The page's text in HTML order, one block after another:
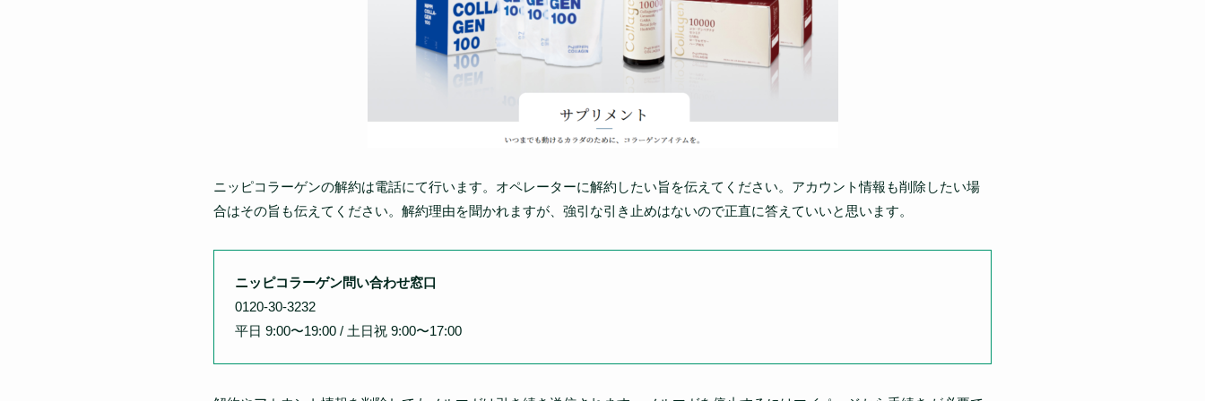
ニッピコラーゲンの解約は電話にて行います。オペレーターに解約したい旨を伝えてください。アカウント情報も削除したい場
合はその旨も伝えてください。解約理由を聞かれますが、強引な引き止めはないので正直に答えていいと思います。
ニッピコラーゲン問い合わせ窓口
0120-30-3232
平日 9:00〜19:00 / 土日祝 9:00〜17:00